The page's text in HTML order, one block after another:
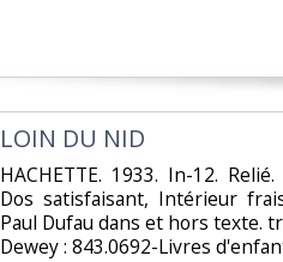
‎LOIN DU NID‎
‎HACHETTE. 1933. In-12.
Dos satisfaisant, Intérieur
Paul Dufau dans et hors texte.
Dewey : 843.0692-Livres